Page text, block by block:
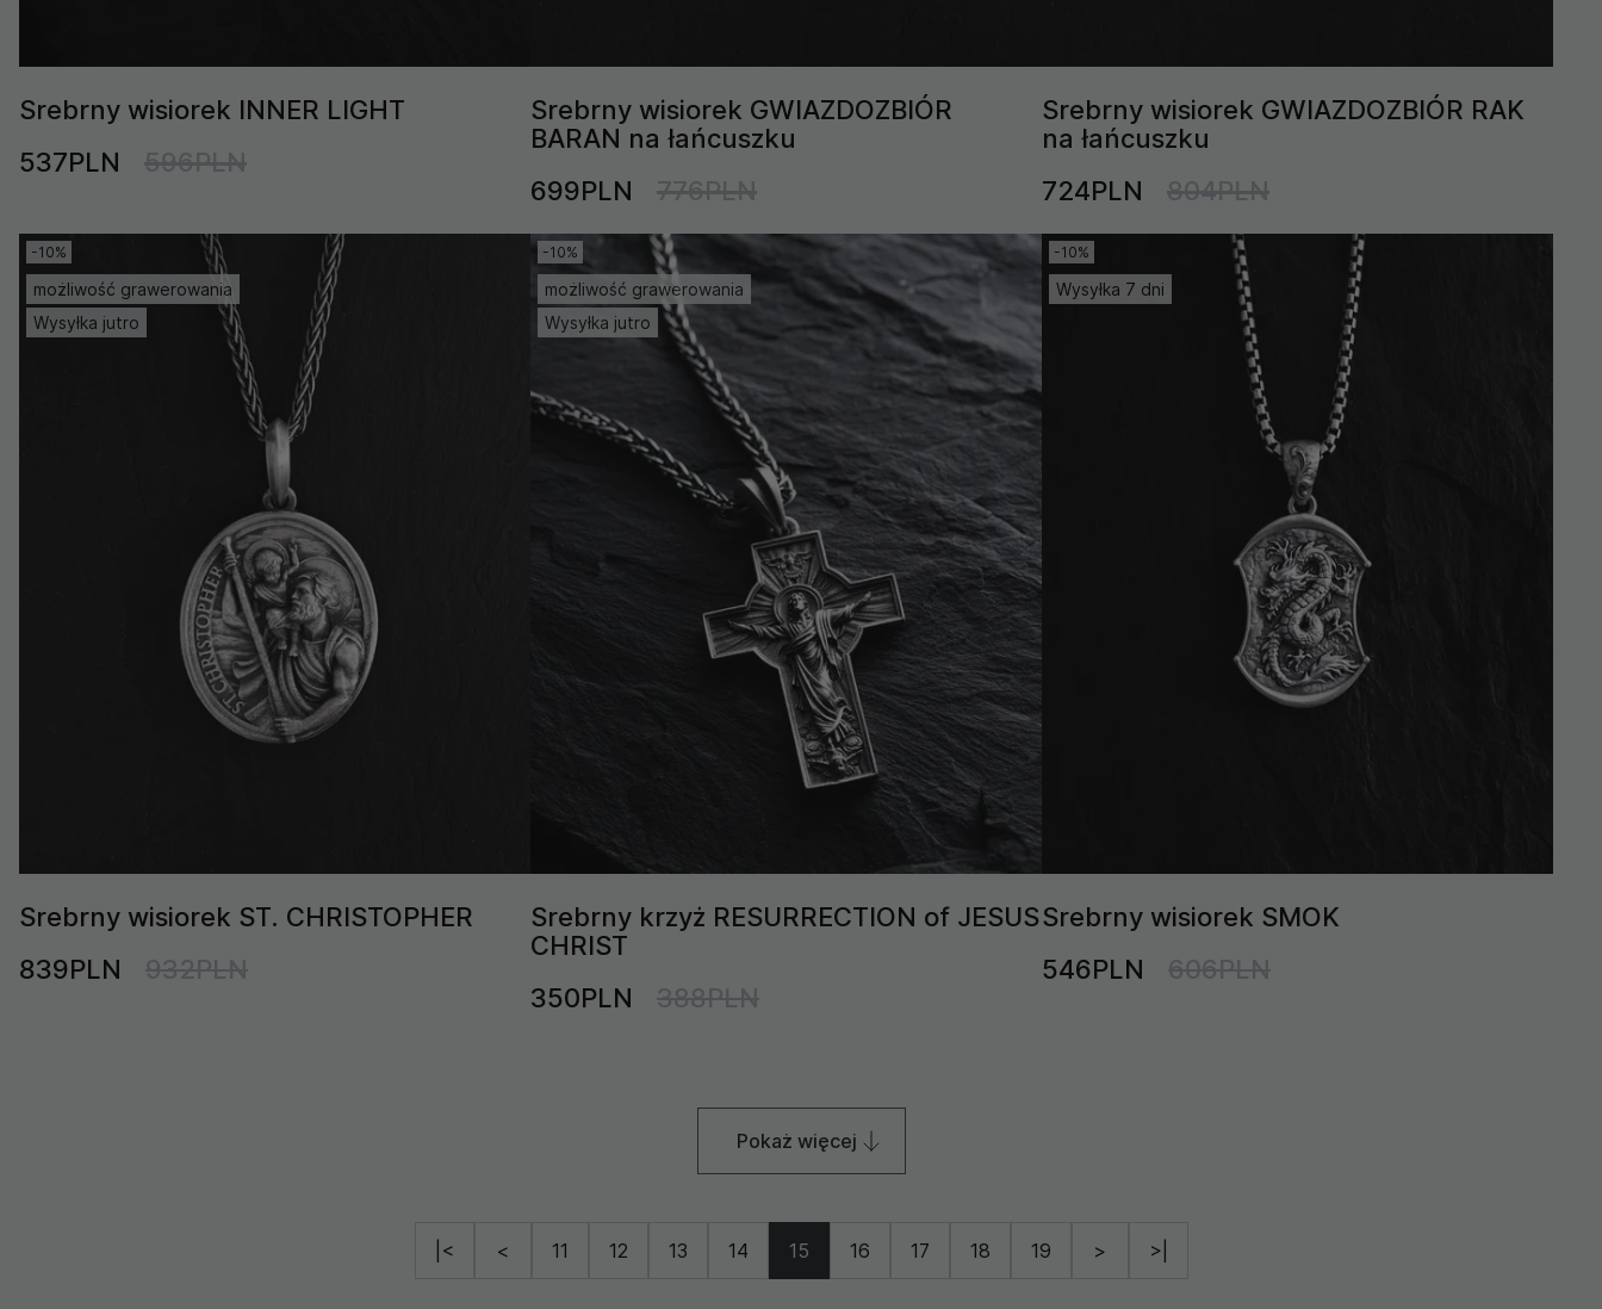
Srebrny wisiorek INNER LIGHT
537PLN
596PLN
Srebrny wisiorek GWIAZDOZBIÓR
BARAN na łańcuszku
699PLN
776PLN
Srebrny wisiorek GWIAZDOZBIÓR RAK
na łańcuszku
724PLN
804PLN
-10%
możliwość grawerowania
Wysyłka jutro
Srebrny wisiorek ST. CHRISTOPHER
839PLN
932PLN
-10%
możliwość grawerowania
Wysyłka jutro
Srebrny krzyż RESURRECTION of JESUS
CHRIST
350PLN
388PLN
-10%
Wysyłka 7 dni
Srebrny wisiorek SMOK
546PLN
606PLN
Pokaż więcej
|< < 11 12 13 14 15 16 17 18 19 > >|